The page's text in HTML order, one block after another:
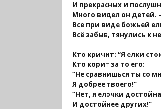
И прекрасных и
Много видел он детей. –
Все при виде божьей
Всё забыв, тянулись к
Кто кричит: “Я елки
Кто корит за то его:
“Не сравнишься ты со
Я добрее твоего!”
“Нет, я елочки достойна
И достойнее других!”